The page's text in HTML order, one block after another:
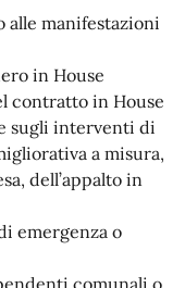
alle manifestazioni
in House
contratto in House
sugli interventi di
a misura,
dell’appalto in
emergenza o
comunali o